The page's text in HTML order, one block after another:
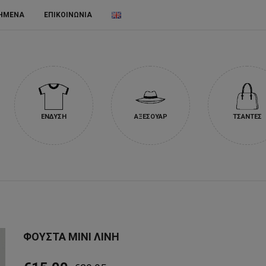
ΕΠΙΚΟΙΝΩΝΙΑ
ΕΝΔΥΣΗ ΑΞΕΣΟΥΑΡ ΤΣΑΝΤΕΣ
ΦΟΥΣΤΑ ΜΙΝΙ ΛΙΝΗ